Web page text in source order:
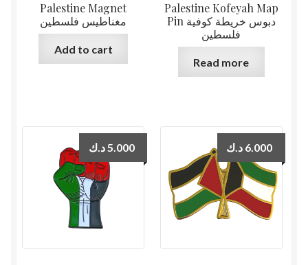
Palestine Magnet
مغناطيس فلسطين
Add to cart
Palestine Kofeyah Map
Pin دبوس خريطة كوفية
فلسطين
Read more
5.000د.ك 6.000 د.ك